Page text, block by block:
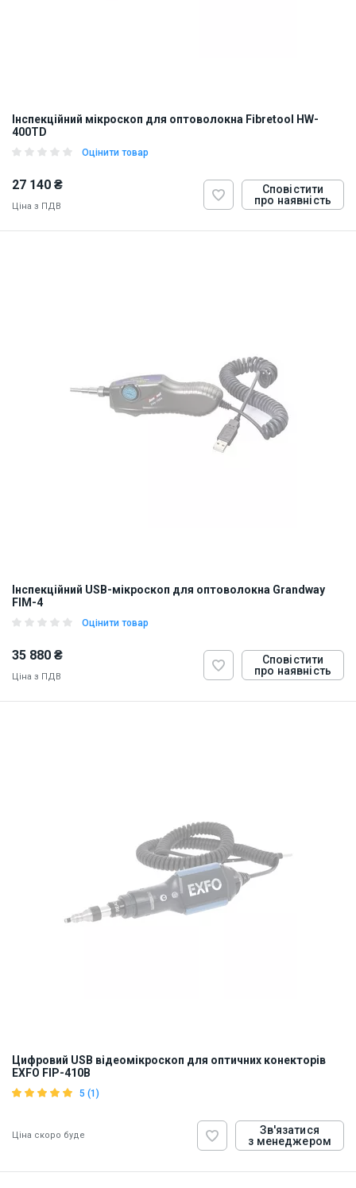
Інспекційний мікроскоп для оптоволокна Fibretool HW-
400TD
Оцінити товар
27 140 ₴
Ціна з ПДВ
Сповістити
про наявність
Інспекційний USB-мікроскоп для оптоволокна Grandway
FIM-4
Оцінити товар
35 880 ₴
Ціна з ПДВ
Сповістити
про наявність
Цифровий USB відеомікроскоп для оптичних конекторів
EXFO FIP-410B
5 (1)
Ціна скоро буде
Зв'язатися
з менеджером